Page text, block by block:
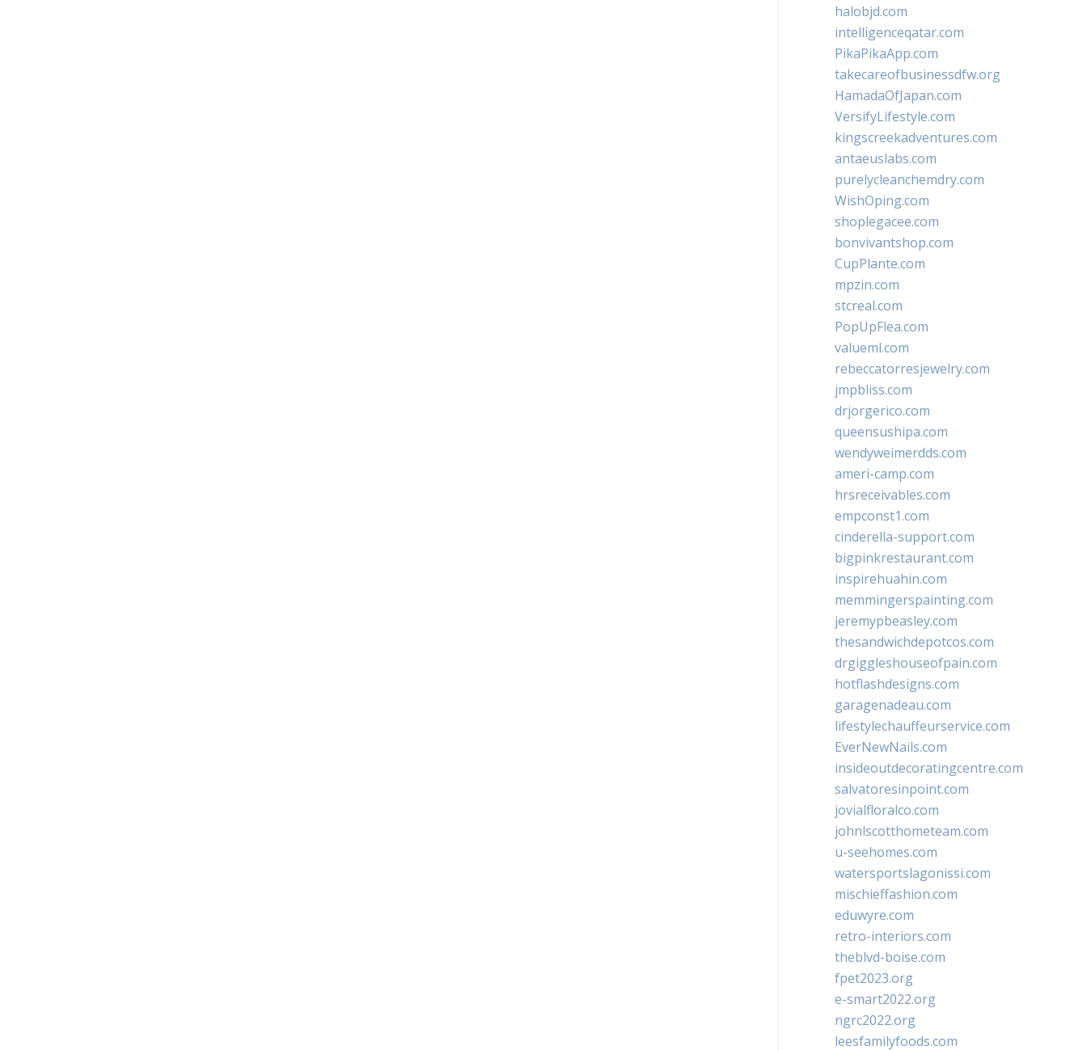
halobjd.com
intelligenceqatar.com
PikaPikaApp.com
takecareofbusinessdfw.org
HamadaOfJapan.com
VersifyLifestyle.com
kingscreekadventures.com
antaeuslabs.com
purelycleanchemdry.com
WishOping.com
shoplegacee.com
bonvivantshop.com
CupPlante.com
mpzin.com
stcreal.com
PopUpFlea.com
valueml.com
rebeccatorresjewelry.com
jmpbliss.com
drjorgerico.com
queensushipa.com
wendyweimerdds.com
ameri-camp.com
hrsreceivables.com
empconst1.com
cinderella-support.com
bigpinkrestaurant.com
inspirehuahin.com
memmingerspainting.com
jeremypbeasley.com
thesandwichdepotcos.com
drgiggleshouseofpain.com
hotflashdesigns.com
garagenadeau.com
lifestylechauffeurservice.com
EverNewNails.com
insideoutdecoratingcentre.com
salvatoresinpoint.com
jovialfloralco.com
johnlscotthometeam.com
u-seehomes.com
watersportslagonissi.com
mischieffashion.com
eduwyre.com
retro-interiors.com
theblvd-boise.com
fpet2023.org
e-smart2022.org
ngrc2022.org
leesfamilyfoods.com